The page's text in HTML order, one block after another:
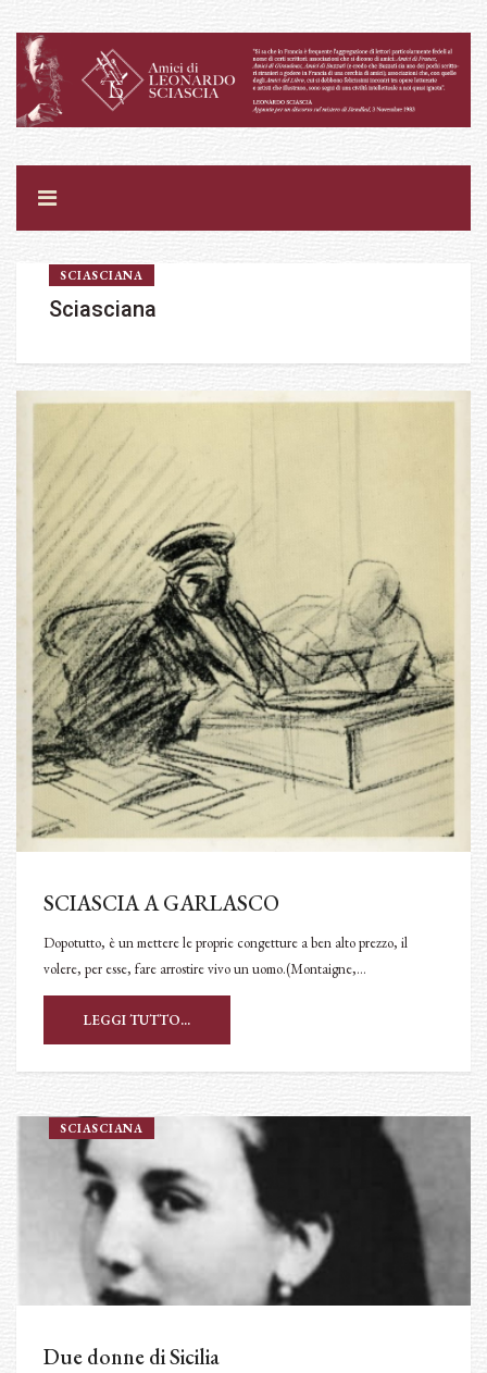
Sciasciana
SCIASCIANA
SCIASCIA A GARLASCO
Dopotutto, è un mettere le proprie congetture a ben alto prezzo, il
volere, per esse, fare arrostire vivo un uomo.(Montaigne,…
LEGGI TUTTO...
SCIASCIANA
Due donne di Sicilia